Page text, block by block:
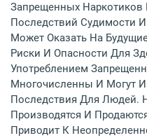
Запрещенных Наркотиков
Последствий Судимости
Может Оказать На
Риски И Опасности Для
Употреблением
Многочисленны И Могут
Последствия Для Людей.
Производятся И
Приводит К